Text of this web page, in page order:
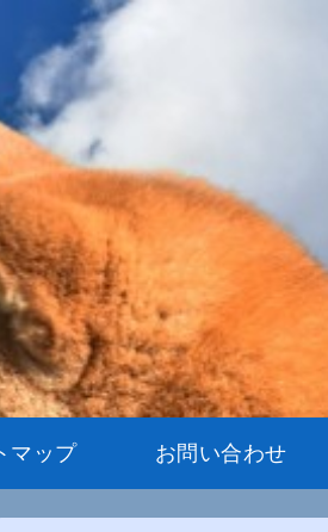
マップ お問い合わせ